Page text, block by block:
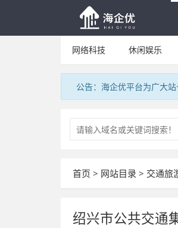
网络科技 休闲娱乐
公告：海企优平台为广大
首页 > 网站目录 > 交通旅
绍兴市公共交通